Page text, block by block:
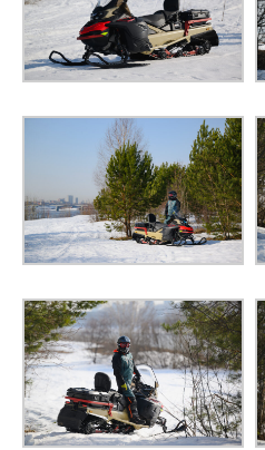
ВЫСОТА ГРУНТОЗАЦЕПА
СУХАЯ МАССА
КОМБИНАЦИЯ ПРИБОРОВ